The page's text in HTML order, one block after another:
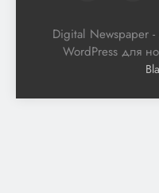
Digital Newspaper -
WordPress для